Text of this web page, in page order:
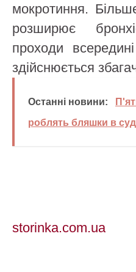
мокротиння.
розширює
проходи
здійснюється
Останні новини:
роблять бляшки в
storinka.com.ua